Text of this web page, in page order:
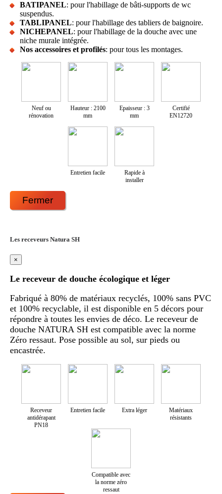
BATIPANEL: pour l'habillage de bâti-supports de wc
suspendus.
TABLIPANEL: pour l'habillage des tabliers de baignoire.
NICHEPANEL: pour l'habillage de la douche avec une
niche murale intégrée.
Nos accessoires et profilés: pour tous les montages.
Neuf ou
rénovation
Hauteur : 2100
mm
Epaisseur : 3
mm
Certifié
EN12720
Entretien facile
Rapide à
installer
Fermer
Les receveurs Natura SH
×
Le receveur de douche écologique et léger
Fabriqué à 80% de matériaux recyclés, 100% sans PVC
et 100% recyclable, il est disponible en 5 décors pour
répondre à toutes les envies de déco. Le receveur de
douche NATURA SH est compatible avec la norme
Zéro ressaut. Pose possible au sol, sur pieds ou
encastrée.
Receveur
antidérapant
PN18
Entretien facile Extra léger
Matériaux
résistants
Compatible avec
la norme zéro
ressaut